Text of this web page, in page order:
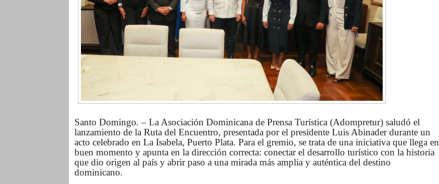
Santo Domingo. – La Asociación Dominicana de Prensa Turística (Adompretur) saludó el
lanzamiento de la Ruta del Encuentro, presentada por el presidente Luis Abinader durante un
acto celebrado en La Isabela, Puerto Plata. Para el gremio, se trata de una iniciativa que llega en
buen momento y apunta en la dirección correcta: conectar el desarrollo turístico con la historia
que dio origen al país y abrir paso a una mirada más amplia y auténtica del destino
dominicano.